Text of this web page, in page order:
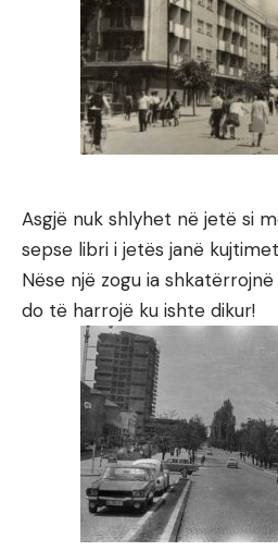
Asgjë nuk shlyhet në jetë si
sepse libri i jetës janë
Nëse një zogu ia
do të harrojë ku ishte dikur!